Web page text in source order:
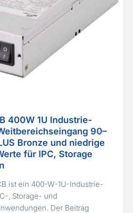
400W 1U Industrie-
90–
Bronze und niedrige
für IPC, Storage
ist ein 400-W-1U-Industrie-
, Storage- und
Der Beitrag